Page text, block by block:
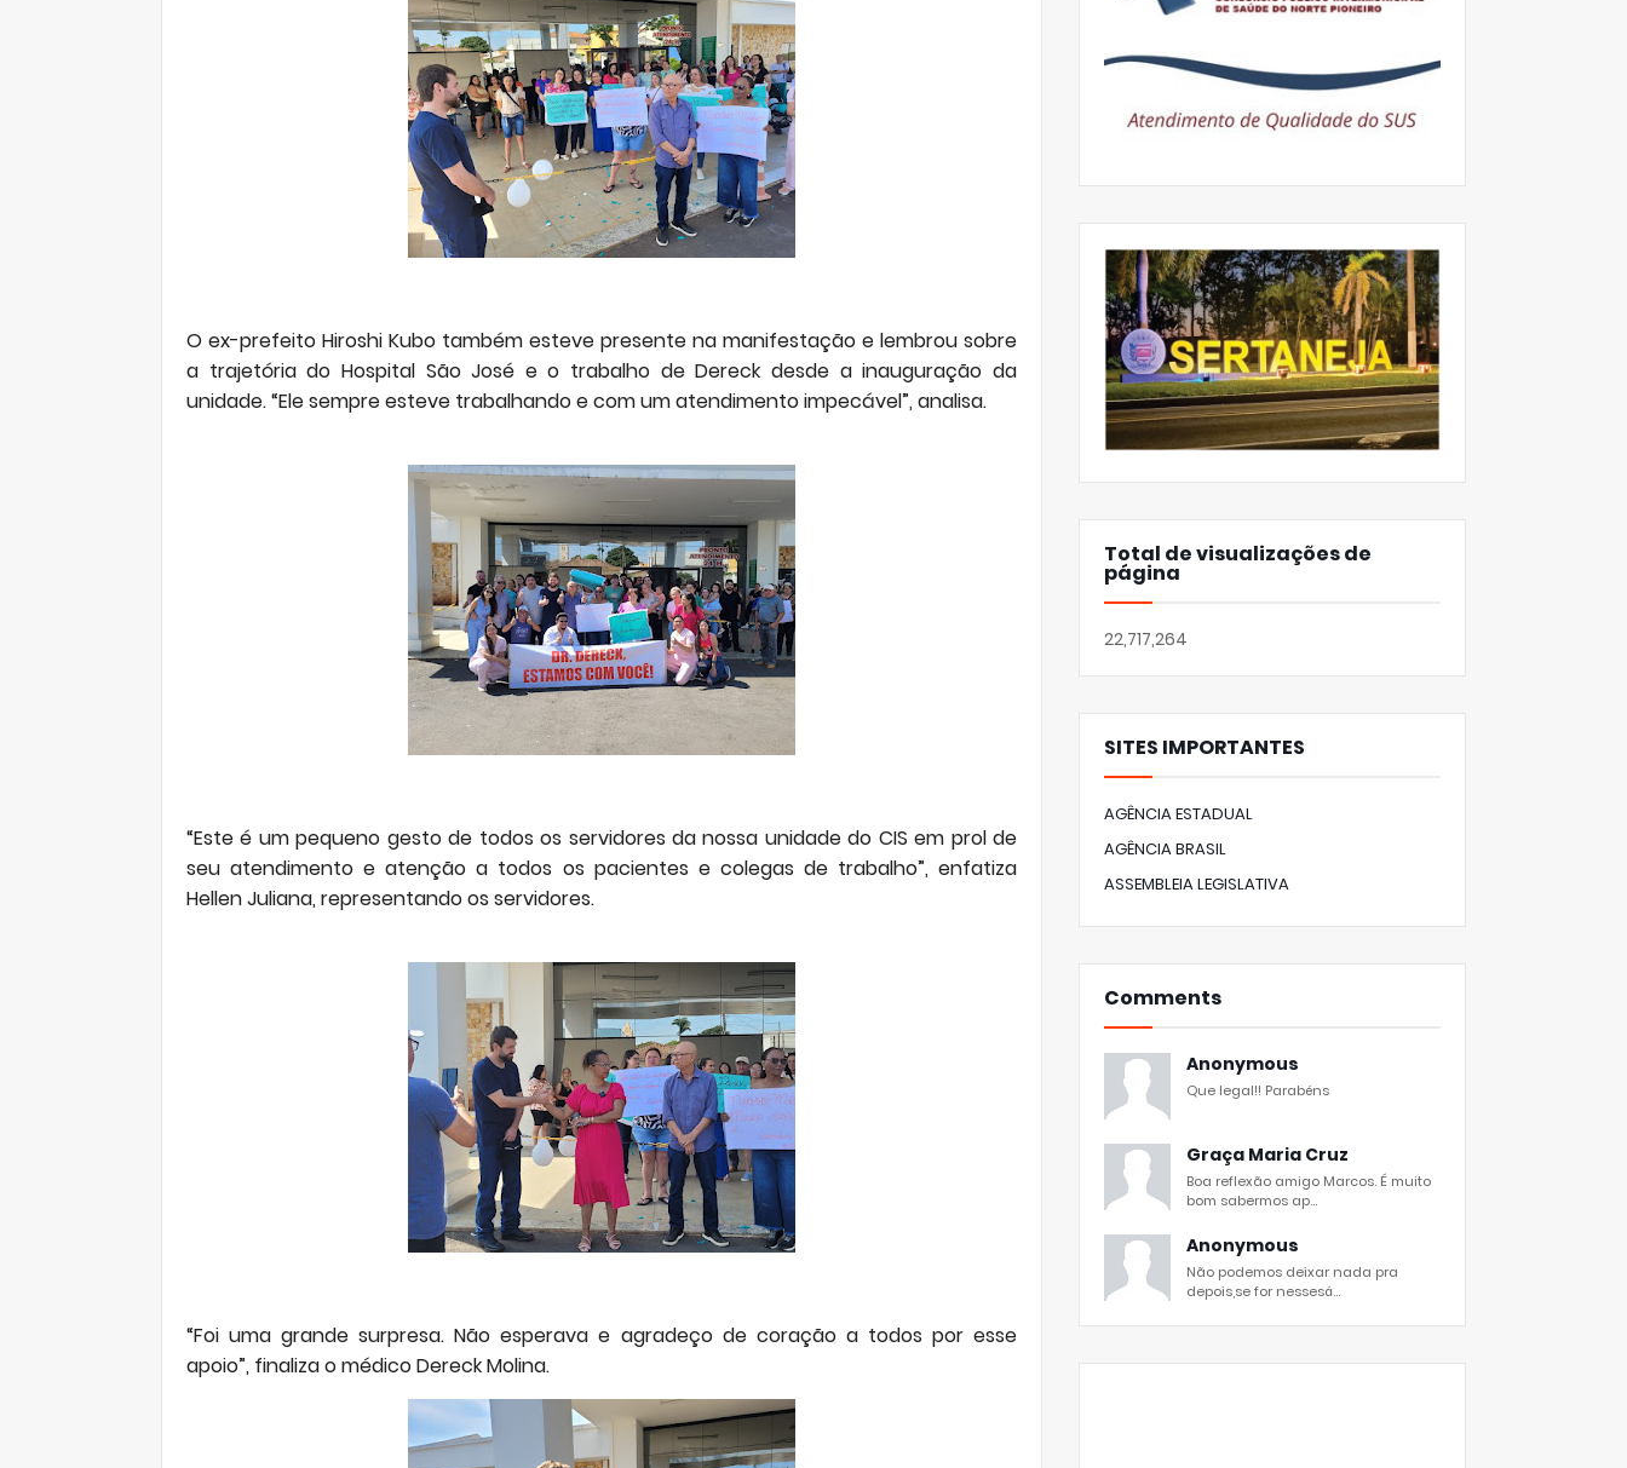
O ex-prefeito Hiroshi Kubo também esteve presente na manifestação e lembrou sobre
a trajetória do Hospital São José e o trabalho de Dereck desde a inauguração da
unidade. “Ele sempre esteve trabalhando e com um atendimento impecável”, analisa.
“Este é um pequeno gesto de todos os servidores da nossa unidade do CIS em prol de
seu atendimento e atenção a todos os pacientes e colegas de trabalho”, enfatiza
Hellen Juliana, representando os servidores.
“Foi uma grande surpresa. Não esperava e agradeço de coração a todos por esse
apoio”, finaliza o médico Dereck Molina.
Total de visualizações de
página
22,717,264
SITES IMPORTANTES
AGÊNCIA ESTADUAL
AGÊNCIA BRASIL
ASSEMBLEIA LEGISLATIVA
Comments
Anonymous
Que legal!! Parabéns
Graça Maria Cruz
Boa reflexão amigo Marcos. É muito
bom sabermos ap...
Anonymous
Não podemos deixar nada pra
depois,se for nessesá...